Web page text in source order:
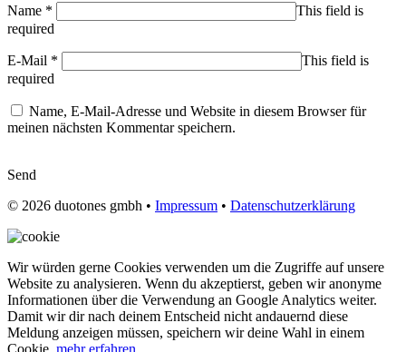
Name *
This field is
required
E-Mail *
This field is
required
Name, E-Mail-Adresse und Website in diesem Browser für
meinen nächsten Kommentar speichern.
Send
© 2026 duotones gmbh • Impressum • Datenschutzerklärung
Wir würden gerne Cookies verwenden um die Zugriffe auf unsere
Website zu analysieren. Wenn du akzeptierst, geben wir anonyme
Informationen über die Verwendung an Google Analytics weiter.
Damit wir dir nach deinem Entscheid nicht andauernd diese
Meldung anzeigen müssen, speichern wir deine Wahl in einem